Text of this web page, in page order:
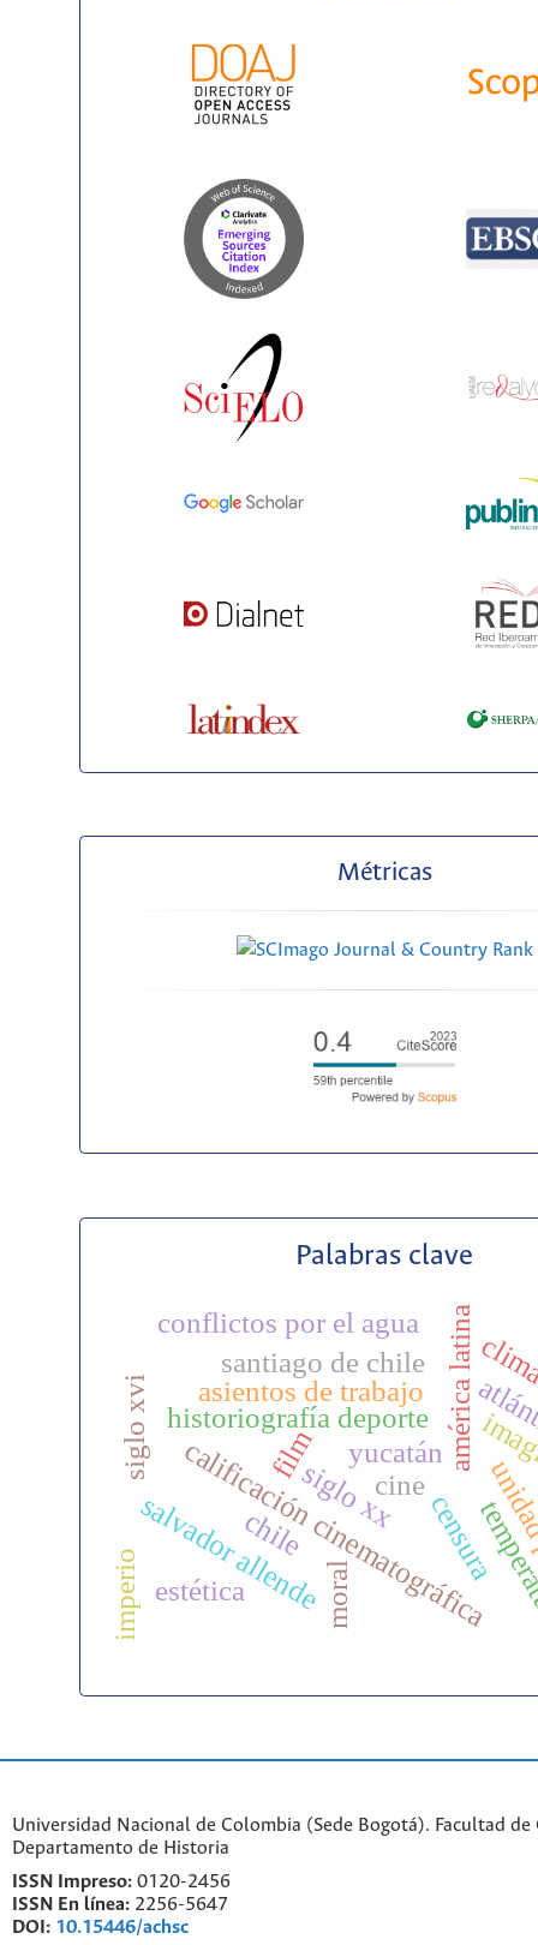
Métricas
Palabras clave
historiografía deporte américa latina
censura
calificación cinematográfica
cine
film
chile
salvador allendemoral
asientos de trabajo
santiago de chile
siglo xvi
conflictos por el agua
siglo xx
yucatán
estética
imperio
Universidad Nacional de Colombia (Sede Bogotá). Facultad de
Departamento de Historia
ISSN Impreso: 0120-2456
ISSN En línea: 2256-5647
DOI: 10.15446/achsc